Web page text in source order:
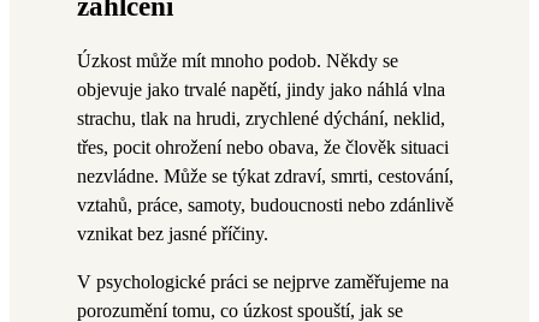
zahlcení
Úzkost může mít mnoho podob. Někdy se
objevuje jako trvalé napětí, jindy jako náhlá vlna
strachu, tlak na hrudi, zrychlené dýchání, neklid,
třes, pocit ohrožení nebo obava, že člověk situaci
nezvládne. Může se týkat zdraví, smrti, cestování,
vztahů, práce, samoty, budoucnosti nebo zdánlivě
vznikat bez jasné příčiny.
V psychologické práci se nejprve zaměřujeme na
porozumění tomu, co úzkost spouští, jak se